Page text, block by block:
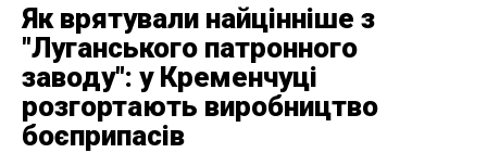
Як врятували найцінніше з
"Луганського патронного
заводу": у Кременчуці
розгортають виробництво
боєприпасів